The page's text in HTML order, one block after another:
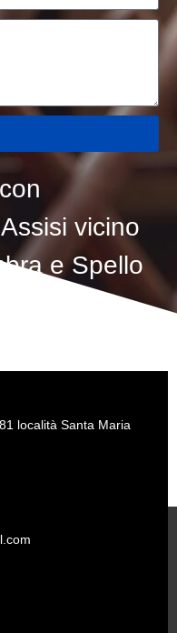
vicino
e Spello
località Santa Maria